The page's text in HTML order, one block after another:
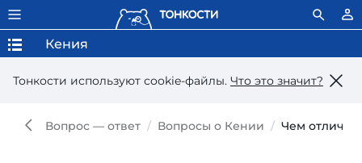
Тонкости используют сookie-файлы. Что это значит?
Кения
Вопрос — ответ Вопросы о Кении Чем